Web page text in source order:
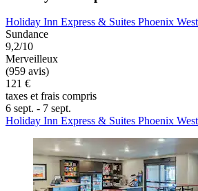
Holiday Inn Express & Suites Phoenix
Sundance
9,2/10
Merveilleux
(959 avis)
121 €
taxes et frais compris
6 sept. - 7 sept.
Holiday Inn Express & Suites Phoenix